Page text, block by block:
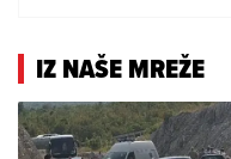
IZ NAŠE MREŽE